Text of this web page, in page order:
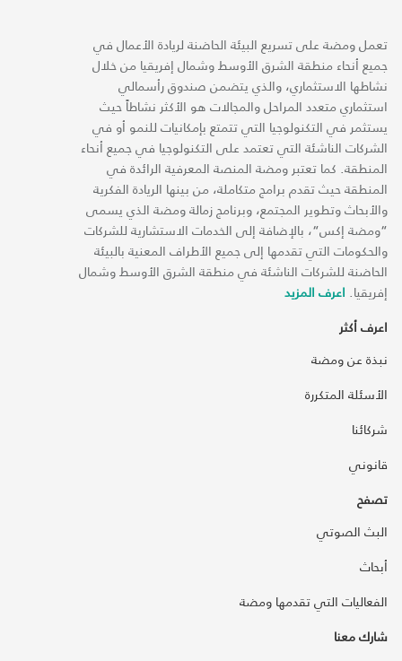
تعمل ومضة على تسريع البيئة الحاضنة لريادة الأعمال في
جميع أنحاء منطقة الشرق الأوسط وشمال إفريقيا من خلال
نشاطها الاستثماري، والذي يتضمن صندوق رأسمالي
استثماري متعدد المراحل والمجالات هو الأكثر نشاطاً حيث
يستثمر في التكنولوجيا التي تتمتع بإمكانيات للنمو أو في
الشركات الناشئة التي تعتمد على التكنولوجيا في جميع أنحاء
المنطقة. كما تعتبر ومضة المنصة المعرفية الرائدة في
المنطقة حيث تقدم برامج متكاملة، من بينها الريادة الفكرية
والأبحاث وتطوير المجتمع، وبرنامج زمالة ومضة الذي يسمى
“ومضة إكس“، بالإضافة إلى الخدمات الاستشارية للشركات
والحكومات التي تقدمها إلى جميع الأطراف المعنية بالبيئة
الحاضنة للشركات الناشئة في منطقة الشرق الأوسط وشمال
إفريقيا. اعرف المزيد
اعرف أكثر
نبذة عن ومضة
الأسئلة المتكررة
شركائنا
قانوني
تصفح
البث الصوتي
أبحاث
الفعاليات التي تقدمها ومضة
شارك معنا